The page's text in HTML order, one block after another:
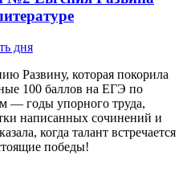
дня
Развину, которая покорила
100 баллов на ЕГЭ по
— годы упорного труда,
написанных сочинений и
когда талант встречается
победы!